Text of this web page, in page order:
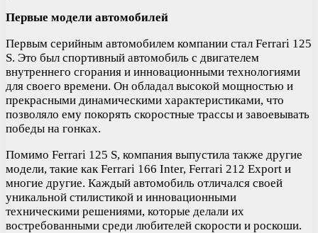
Первые модели автомобилей
Первым серийным автомобилем компании стал Ferrari 125
S. Это был спортивный автомобиль с двигателем
внутреннего сгорания и инновационными технологиями
для своего времени. Он обладал высокой мощностью и
прекрасными динамическими характеристиками, что
позволяло ему покорять скоростные трассы и завоевывать
победы на гонках.
Помимо Ferrari 125 S, компания выпустила также другие
модели, такие как Ferrari 166 Inter, Ferrari 212 Export и
многие другие. Каждый автомобиль отличался своей
уникальной стилистикой и инновационными
техническими решениями, которые делали их
востребованными среди любителей скорости и роскоши.